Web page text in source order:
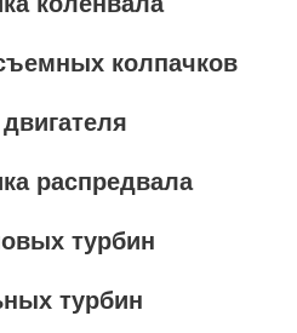
колпачков
распредвала
турбин
турбин